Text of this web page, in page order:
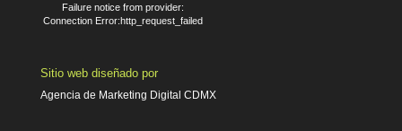
Failure notice from provider:
Connection Error:http_request_failed
Sitio web diseñado por
Agencia de Marketing Digital CDMX